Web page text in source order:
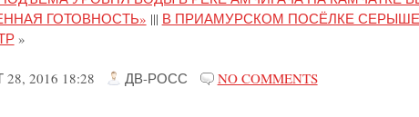
ГОТОВНОСТЬ» ||| В ПРИАМУРСКОМ ПОСЁЛКЕ
»
2016 18:28 ДВ-РОСС NO COMMENTS